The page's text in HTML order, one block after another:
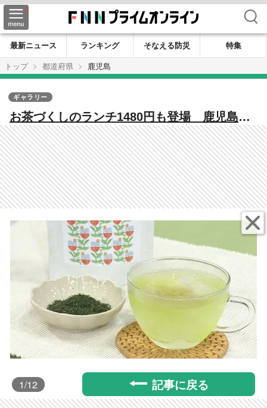
検索
最新ニュース ランキング そなえる防災
特集
トップ
都道府県 鹿児島
お茶づくしのランチ1480円も登場 鹿児島・
池田製茶のカフェが変えるお茶との出会い方
ギャラリー
1/12 記事に戻る